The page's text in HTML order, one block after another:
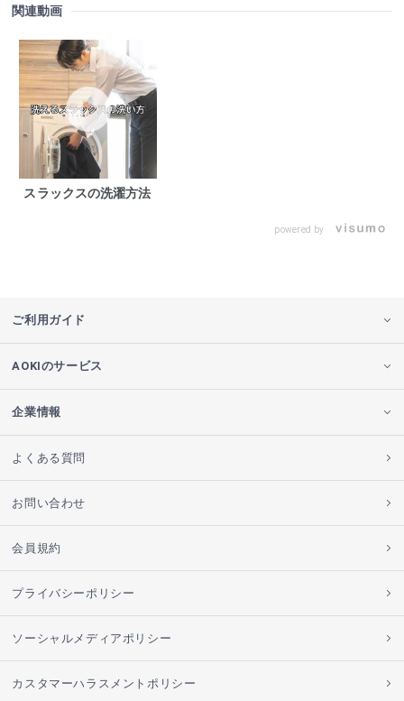
関連動画
スラックスの洗濯方法
powered by
ご利用ガイド
AOKIのサービス
企業情報
よくある質問
お問い合わせ
会員規約
プライバシーポリシー
ソーシャルメディアポリシー
カスタマーハラスメントポリシー